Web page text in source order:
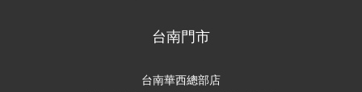
台南門市
台南華西總部店